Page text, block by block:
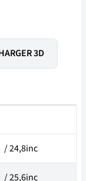
3D
/ 24,8inc
/ 25,6inc